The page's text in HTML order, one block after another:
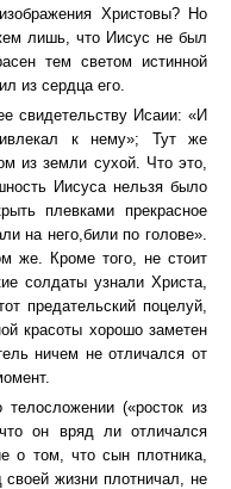
Христовы? Но
лишь, что Иисус не был
тем светом истинной
из сердца его.
свидетельству Исаии: «И
к нему»; Тут же
из земли сухой. Что это,
Иисуса нельзя было
плевками прекрасное
на него,били по голове».
же. Кроме того, не стоит
солдаты узнали Христа,
предательский поцелуй,
красоты хорошо заметен
ничем не отличался от
(«росток из
он вряд ли отличался
о том, что сын плотника,
жизни плотничал, не